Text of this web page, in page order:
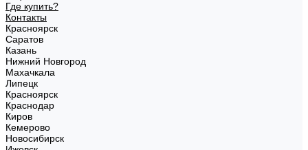
Где купить?
Контакты
Красноярск
Саратов
Казань
Нижний Новгород
Махачкала
Липецк
Красноярск
Краснодар
Киров
Кемерово
Новосибирск